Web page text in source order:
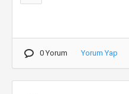
0 Yorum Yorum Yap